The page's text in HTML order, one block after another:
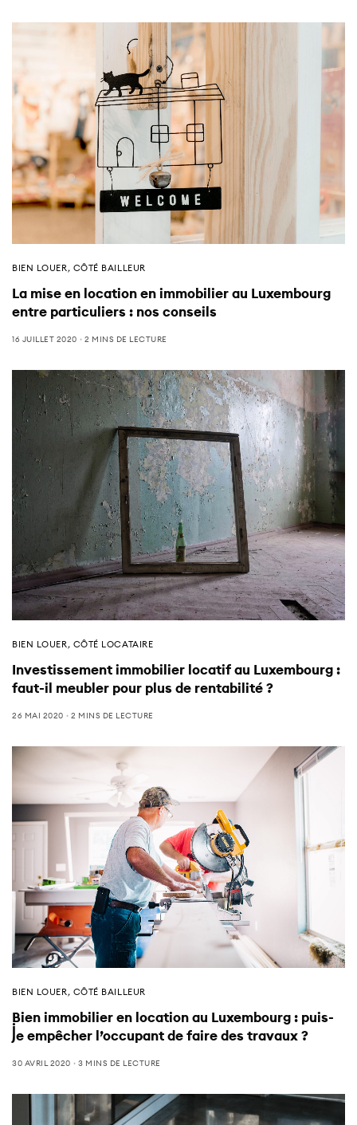
BIEN LOUER, CÔTÉ BAILLEUR
La mise en location en immobilier au Luxembourg
entre particuliers : nos conseils
16 JUILLET 2020 2 MINS DE LECTURE
BIEN LOUER , CÔTÉ LOCATAIRE
Investissement immobilier locatif au Luxembourg :
faut-il meubler pour plus de rentabilité ?
26 MAI 2020 2 MINS DE LECTURE
BIEN LOUER, CÔTÉ BAILLEUR
Bien immobilier en location au Luxembourg : puis-
je empêcher l’occupant de faire des travaux ?
30 AVRIL 2020 3 MINS DE LECTURE